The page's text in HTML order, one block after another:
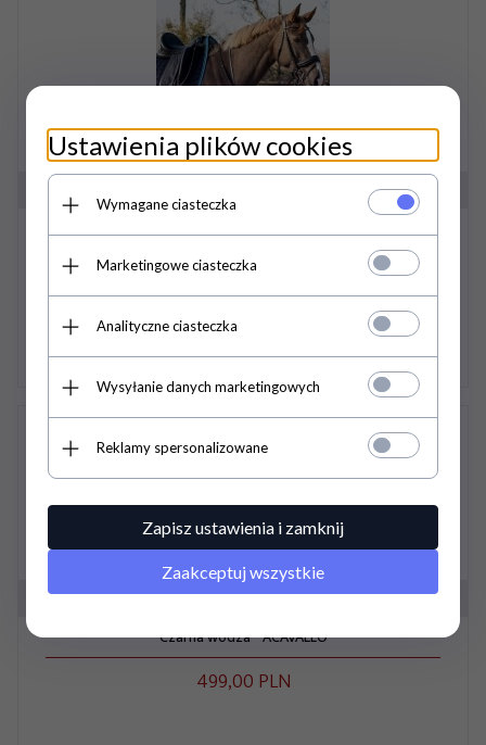
Wodze Thiedemanna - QHP
210,00PLN
Czarna wodza - ACAVALLO
499,00 PLN
Ustawienia plików cookies
Wymagane ciasteczka
Marketingowe ciasteczka
Analityczne ciasteczka
Wysyłanie danych marketingowych
Reklamy spersonalizowane
Zapisz ustawienia i zamknij
Zaakceptuj wszystkie